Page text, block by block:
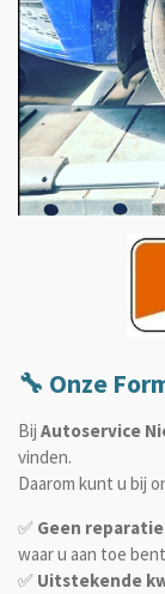
🔧 Onze
Bij Autoservice
vinden.
Daarom kunt u bij
✅ Geen
waar u aan toe
✅ Uitstekende